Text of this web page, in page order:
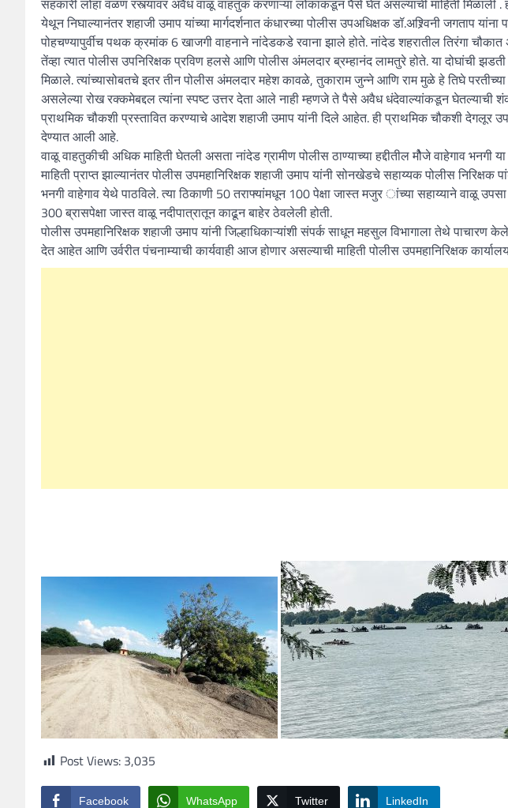
येथून निघाल्यानंतर शहाजी उमाप यांच्या मार्गदर्शनात कंधारच्या पोलीस उपअधिक्षक डॉ.अश्र्विनी जगताप
पोहचण्यापुर्वीच पथक क्रमांक 6 खाजगी वाहनाने नांदेडकडे रवाना झाले होते. नांदेड शहरातील तिरंगा चौकात
तेंव्हा त्यात पोलीस उपनिरिक्षक प्रविण हलसे आणि पोलीस अंमलदार ब्रम्हानंद लामतुरे होते. या दोघांची
मिळाले. त्यांच्यासोबतचे इतर तीन पोलीस अंमलदार महेश कावळे, तुकाराम जुन्ने आणि राम मुळे हे तिघे
असलेल्या रोख रक्कमेबद्दल त्यांना स्पष्ट उत्तर देता आले नाही म्हणजे ते पैसे अवैध धंदेवाल्यांकडून घेतल्याची
प्राथमिक चौकशी प्रस्तावित करण्याचे आदेश शहाजी उमाप यांनी दिले आहेत. ही प्राथमिक चौकशी देगलूर
देण्यात आली आहे.
वाळू वाहतुकीची अधिक माहिती घेतली असता नांदेड ग्रामीण पोलीस ठाण्याच्या हद्दीतील मौेजे वाहेगाव भनगी
माहिती प्राप्त झाल्यानंतर पोलीस उपमहानिरिक्षक शहाजी उमाप यांनी सोनखेडचे सहाय्यक पोलीस निरिक्षक
भनगी वाहेगाव येथे पाठविले. त्या ठिकाणी 50 तराफ्यांमधून 100 पेक्षा जास्त मजुर ांच्या सहाय्याने वाळू उपसा
300 ब्रासपेक्षा जास्त वाळू नदीपात्रातून काढून बाहेर ठेवलेली होती.
पोलीस उपमहानिरिक्षक शहाजी उमाप यांनी जिल्हाधिकाऱ्यांशी संपर्क साधून महसुल विभागाला तेथे पाचारण
देत आहेत आणि उर्वरीत पंचनाम्याची कार्यवाही आज होणार असल्याची माहिती पोलीस उपमहानिरिक्षक
Post Views: 3,035
Facebook WhatsApp Twitter LinkedIn